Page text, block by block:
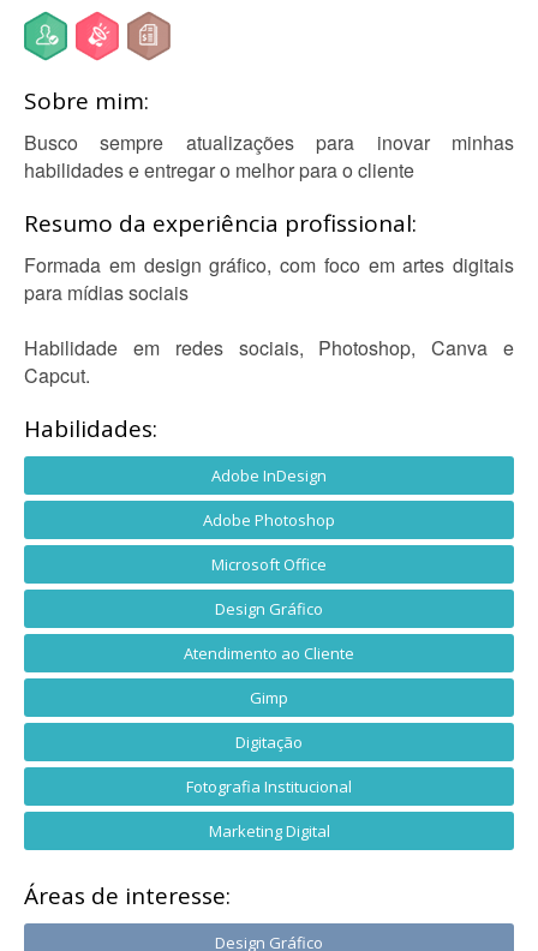
Sobre mim:
Busco sempre atualizações para inovar minhas
habilidades e entregar o melhor para o cliente
Resumo da experiência profissional:
Formada em design gráfico, com foco em artes digitais
para mídias sociais
Habilidade em redes sociais, Photoshop, Canva e
Capcut.
Habilidades:
Adobe InDesign
Adobe Photoshop
Microsoft Office
Design Gráfico
Atendimento ao Cliente
Gimp
Digitação
Fotografia Institucional
Marketing Digital
Áreas de interesse:
Design Gráfico